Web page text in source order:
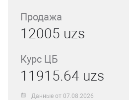
Продажа
12005 uzs
Курс ЦБ
11915.64 uzs
Данные от 07.08.2026